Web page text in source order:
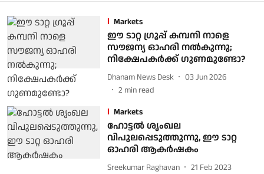
Markets
ഈ ടാറ്റ ​ഗ്രൂപ്പ് കമ്പനി നാളെ
സൗജന്യ ഓഹരി നൽകുന്നു;
നിക്ഷേപകർക്ക് ​ഗുണമുണ്ടോ?
Dhanam News Desk
03 Jun 2026
2 min read
Markets
ഹോട്ടല്‍ ശൃംഖല
വിപുലപ്പെടുത്തുന്നു, ഈ ടാറ്റ
ഓഹരി ആകർഷകം
Sreekumar Raghavan
21 Feb 2023